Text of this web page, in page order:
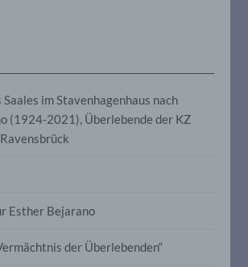
Saales im Stavenhagenhaus nach
(1924-2021), Überlebende der KZ
Esther Bejarano
der Überlebenden“
personenbezogener Daten,
besteht, dass diese
Daten verwendet
um bestimmte persönliche
um Aspekte bezüglich
persönlicher Vorlieben,
oder Ortswechsel dieser
Person zu analysieren oder